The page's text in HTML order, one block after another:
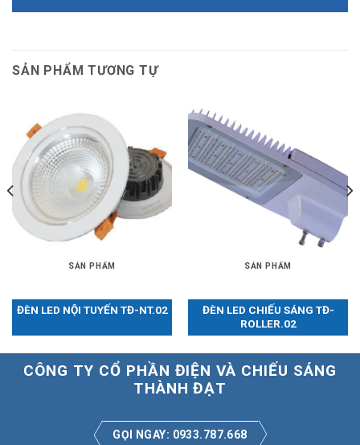
SẢN PHẨM TƯƠNG TỰ
SẢN PHẨM
ĐÈN LED NỘI TUYẾN TĐ-NT.02
SẢN PHẨM
ĐÈN LED CHIẾU SÁNG TĐ-
ROLLER.02
CÔNG TY CỔ PHẦN ĐIỆN VÀ CHIẾU SÁNG
THÀNH ĐẠT
GỌI NGAY: 0933.787.668